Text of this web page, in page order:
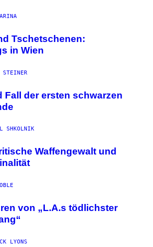
Tschetschenen:
in Wien
STEINER
Fall der ersten schwarzen
SHKOLNIK
Waffengewalt und
von „L.A.s tödlichster
LYONS